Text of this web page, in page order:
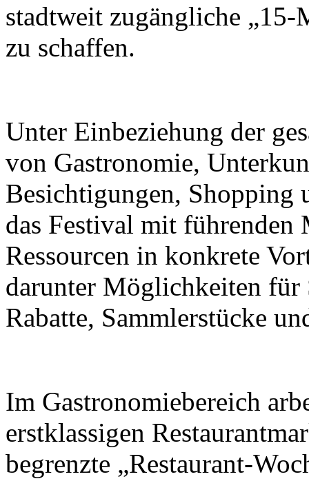
stadtweit zugängliche
zu schaffen.
Unter Einbeziehung der
von Gastronomie,
Besichtigungen, Shopping
das Festival mit führenden
Ressourcen in konkrete
darunter Möglichkeiten
Rabatte, Sammlerstücke
Im Gastronomiebereich
erstklassigen
begrenzte „Restaurant-